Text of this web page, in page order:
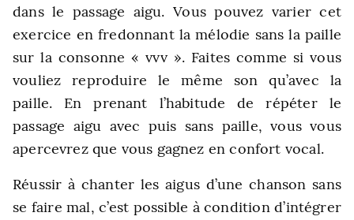
dans le passage aigu. Vous pouvez varier cet
exercice en fredonnant la mélodie sans la paille
sur la consonne « vvv ». Faites comme si vous
vouliez reproduire le même son qu’avec la
paille. En prenant l’habitude de répéter le
passage aigu avec puis sans paille, vous vous
apercevrez que vous gagnez en confort vocal.
Réussir à chanter les aigus d’une chanson sans
se faire mal, c’est possible à condition d’intégrer